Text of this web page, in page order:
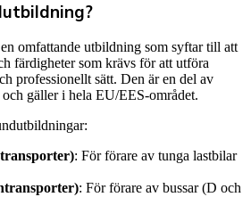
omfattande utbildning som syftar till att
färdigheter som krävs för att utföra
professionellt sätt. Den är en del av
gäller i hela EU/EES-området.
: För förare av tunga lastbilar
: För förare av bussar (D och